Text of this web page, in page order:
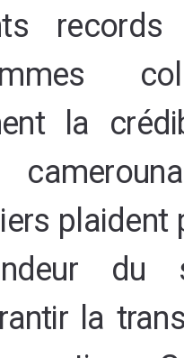
la
plaident
du
la